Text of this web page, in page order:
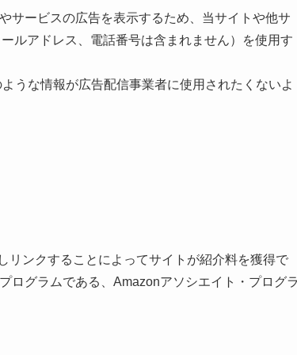
サービスの広告を表示するため、当サイトや他サ
ルアドレス、電話番号は含まれません）を使用す
うな情報が広告配信事業者に使用されたくないよ
リンクすることによってサイトが紹介料を獲得で
ログラムである、Amazonアソシエイト・プログ